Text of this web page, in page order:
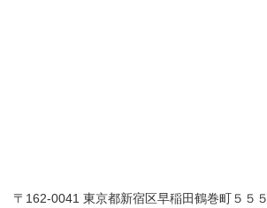
〒162-0041 東京都新宿区早稲田鶴巻町５５５